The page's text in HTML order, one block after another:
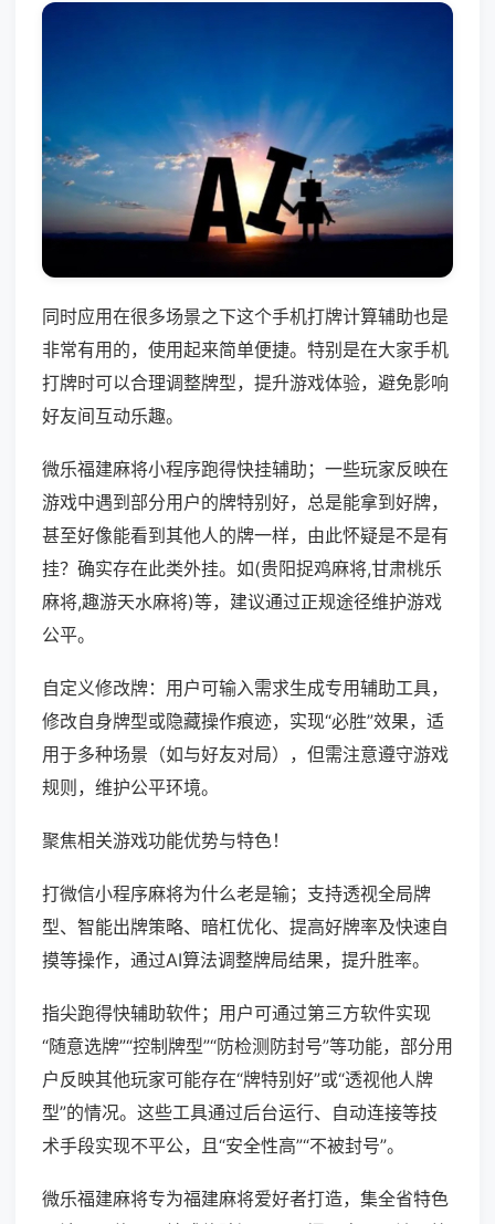
同时应用在很多场景之下这个手机打牌计算辅助也是
非常有用的，使用起来简单便捷。特别是在大家手机
打牌时可以合理调整牌型，提升游戏体验，避免影响
好友间互动乐趣。
微乐福建麻将小程序跑得快挂辅助；一些玩家反映在
游戏中遇到部分用户的牌特别好，总是能拿到好牌，
甚至好像能看到其他人的牌一样，由此怀疑是不是有
挂？确实存在此类外挂。如(贵阳捉鸡麻将,甘肃桃乐
麻将,趣游天水麻将)等，建议通过正规途径维护游戏
公平。
自定义修改牌：用户可输入需求生成专用辅助工具，
修改自身牌型或隐藏操作痕迹，实现“必胜”效果，适
用于多种场景（如与好友对局），但需注意遵守游戏
规则，维护公平环境。
聚焦相关游戏功能优势与特色！
打微信小程序麻将为什么老是输；支持透视全局牌
型、智能出牌策略、暗杠优化、提高好牌率及快速自
摸等操作，通过AI算法调整牌局结果，提升胜率。
指尖跑得快辅助软件；用户可通过第三方软件实现
“随意选牌”“控制牌型”“防检测防封号”等功能，部分用
户反映其他玩家可能存在“牌特别好”或“透视他人牌
型”的情况。这些工具通过后台运行、自动连接等技
术手段实现不平公，且“安全性高”“不被封号”。
微乐福建麻将专为福建麻将爱好者打造，集全省特色